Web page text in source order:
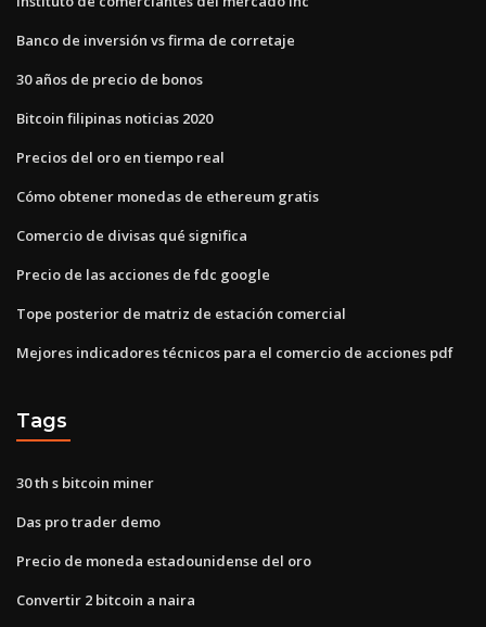
Banco de inversión vs firma de corretaje
30 años de precio de bonos
Bitcoin filipinas noticias 2020
Precios del oro en tiempo real
Cómo obtener monedas de ethereum gratis
Comercio de divisas qué significa
Precio de las acciones de fdc google
Tope posterior de matriz de estación comercial
Mejores indicadores técnicos para el comercio de acciones pdf
Tags
30 th s bitcoin miner
Das pro trader demo
Precio de moneda estadounidense del oro
Convertir 2 bitcoin a naira